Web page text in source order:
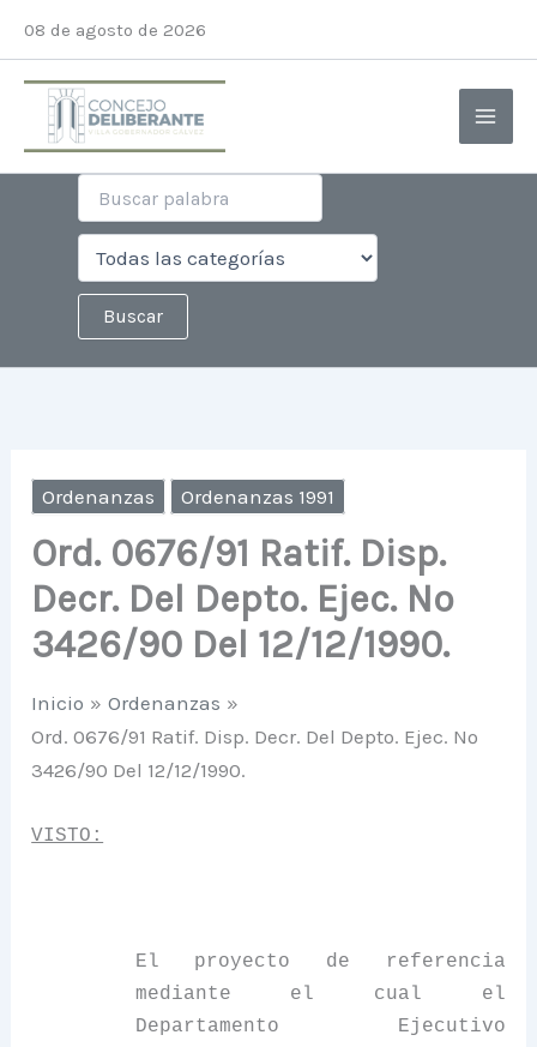
contenido
08 de agosto de 2026
Ordenanzas Ordenanzas 1991
Ord. 0676/91 Ratif. Disp.
Decr. Del Depto. Ejec. Nº
3426/90 Del 12/12/1990.
Inicio
Ordenanzas
Ord. 0676/91 Ratif. Disp. Decr. Del Depto. Ejec. Nº
3426/90 Del 12/12/1990.
VISTO:
El proyecto de referencia
mediante el cual el
Departamento Ejecutivo